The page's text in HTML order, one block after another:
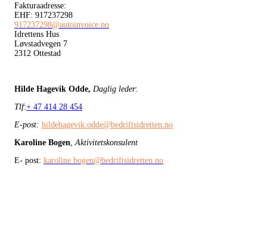
Fakturaadresse:
EHF: 917237298
917237298@autoinvoice.no
Idrettens Hus
Løvstadvegen 7
2312 Ottestad
Hilde Hagevik Odde, Daglig leder:
Tlf:+ 47 414 28 454
E-post: hildehagevik.odde@bedriftsidretten.no
Karoline Bogen Aktivitetskonsulent
E- post: karoline.bogen@bedriftsidretten.no